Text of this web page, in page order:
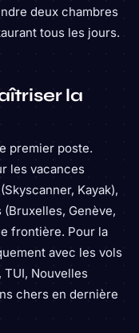
deux chambres
tous les jours.
la
premier poste.
les vacances
Kayak),
Genève,
frontière. Pour la
avec les vols
Nouvelles
chers en dernière